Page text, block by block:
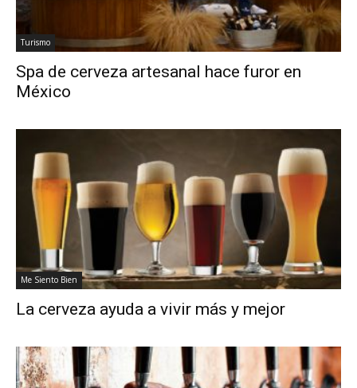
Turismo
Spa de cerveza artesanal hace furor en
México
Me Siento Bien
La cerveza ayuda a vivir más y mejor